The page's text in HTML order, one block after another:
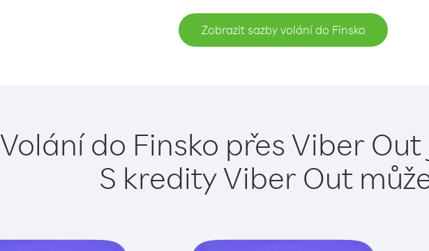
Zobrazit sazby volání do Finsko
Volání do Finsko přes Viber
S kredity Viber Out